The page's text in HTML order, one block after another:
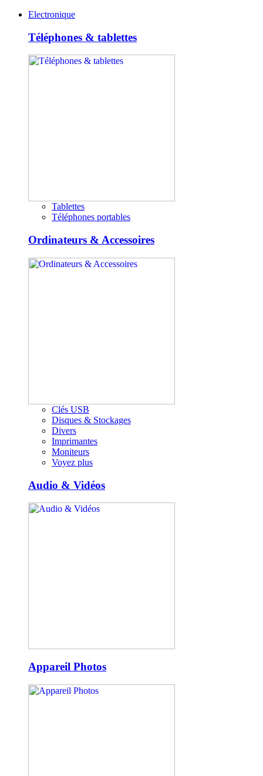
Electronique
Téléphones & tablettes
Tablettes
Téléphones portables
Ordinateurs & Accessoires
Clés USB
Disques & Stockages
Divers
Imprimantes
Moniteurs
Voyez plus
Audio & Vidéos
Appareil Photos